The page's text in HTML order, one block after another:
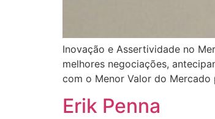
Inovação e Assertividade no
melhores negociações,
com o Menor Valor do
Erik Penna